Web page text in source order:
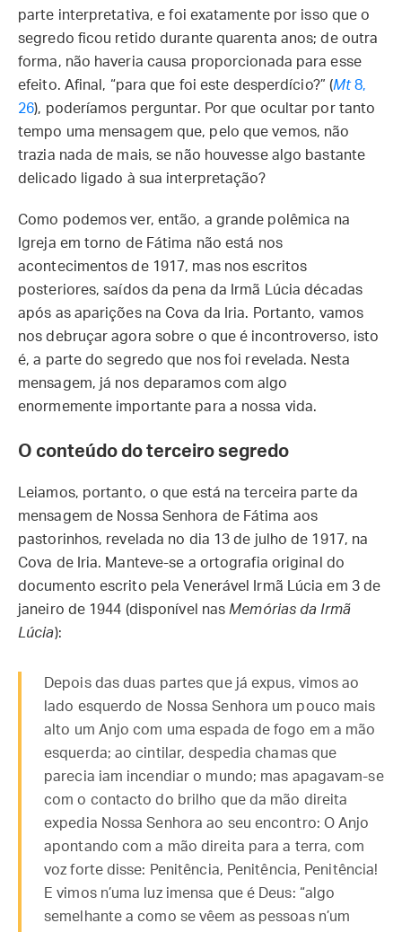
parte interpretativa, e foi exatamente por isso que o
segredo ficou retido durante quarenta anos; de outra
forma, não haveria causa proporcionada para esse
efeito. Afinal, “para que foi este desperdício?” (Mt8,
26), poderíamos perguntar. Por que ocultar por tanto
tempo uma mensagem que, pelo que vemos, não
trazia nada de mais, se não houvesse algo bastante
delicado ligado à sua interpretação?
Como podemos ver, então, a grande polêmica na
Igreja em torno de Fátima não está nos
acontecimentos de 1917, mas nos escritos
posteriores, saídos da pena da Irmã Lúcia décadas
após as aparições na Cova da Iria. Portanto, vamos
nos debruçar agora sobre o que é incontroverso, isto
é, a parte do segredo que nos foi revelada. Nesta
mensagem, já nos deparamos com algo
enormemente importante para a nossa vida.
O conteúdo do terceiro segredo
Leiamos, portanto, o que está na terceira parte da
mensagem de Nossa Senhora de Fátima aos
pastorinhos, revelada no dia 13 de julho de 1917, na
Cova de Iria. Manteve-se a ortografia original do
documento escrito pela Venerável Irmã Lúcia em 3 de
janeiro de 1944 (disponível nas Memórias da Irmã
Lúcia):
Depois das duas partes que já expus, vimos ao
lado esquerdo de Nossa Senhora um pouco mais
alto um Anjo com uma espada de fogo em a mão
esquerda; ao cintilar, despedia chamas que
parecia iam incendiar o mundo; mas apagavam-se
com o contacto do brilho que da mão direita
expedia Nossa Senhora ao seu encontro: O Anjo
apontando com a mão direita para a terra, com
voz forte disse: Penitência, Penitência, Penitência!
E vimos n’uma luz imensa que é Deus: “algo
semelhante a como se vêem as pessoas n’um